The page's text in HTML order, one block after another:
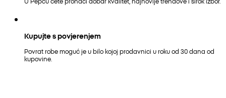
Kupujte s povjerenjem
Povrat robe moguć je u bilo kojoj prodavnici u roku od 30 dana od
kupovine.